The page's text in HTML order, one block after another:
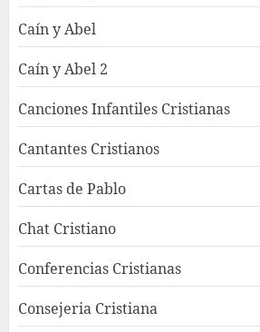
Caín y Abel
Caín y Abel 2
Canciones Infantiles Cristianas
Cantantes Cristianos
Cartas de Pablo
Chat Cristiano
Conferencias Cristianas
Consejeria Cristiana